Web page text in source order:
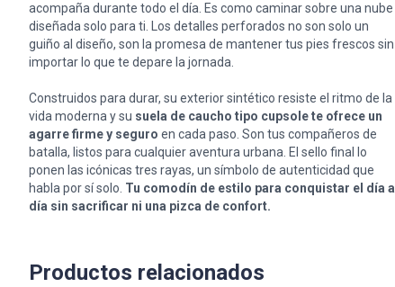
acompaña durante todo el día. Es como caminar sobre una nube
diseñada solo para ti. Los detalles perforados no son solo un
guiño al diseño, son la promesa de mantener tus pies frescos sin
importar lo que te depare la jornada.
Construidos para durar, su exterior sintético resiste el ritmo de la
vida moderna y su suela de caucho tipo cupsole te ofrece un
agarre firme y seguro en cada paso. Son tus compañeros de
batalla, listos para cualquier aventura urbana. El sello final lo
ponen las icónicas tres rayas, un símbolo de autenticidad que
habla por sí solo. Tu comodín de estilo para conquistar el día a
día sin sacrificar ni una pizca de confort.
Productos relacionados